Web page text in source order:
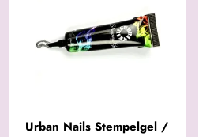
Urban Nails Stempelgel /